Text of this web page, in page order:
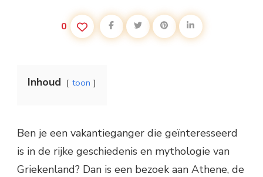
0
Inhoud toon
Ben je een vakantieganger die geïnteresseerd
is in de rijke geschiedenis en mythologie van
Griekenland? Dan is een bezoek aan Athene, de